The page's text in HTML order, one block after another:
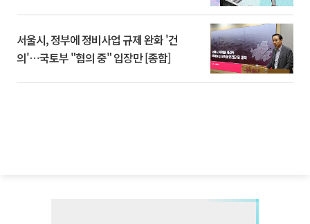
서울시, 정부에 정비사업 규제 완화 '건
의'⋯국토부 "협의 중" 입장만 [종합]